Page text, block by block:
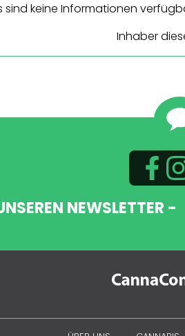
sind keine Informationen
Inhaber
NEWSLETTER -